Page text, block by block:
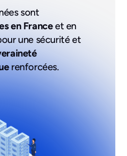
sont
en Franceet en
une sécurité et
renforcées.